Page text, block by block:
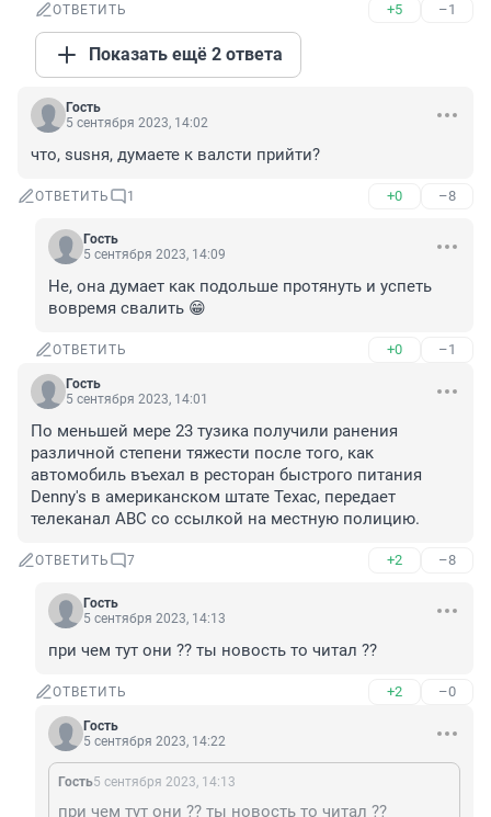
ОТВЕТИТЬ +5 –1
Показать ещё 2 ответа
Гость
5 сентября 2023, 14:02
что, susня, думаете к валсти прийти?
ОТВЕТИТЬ 1 +0 –8
Гость
5 сентября 2023, 14:09
Не, она думает как подольше протянуть и успеть
вовремя свалить 😁
ОТВЕТИТЬ +0 –1
Гость
5 сентября 2023, 14:01
По меньшей мере 23 тузика получили ранения
различной степени тяжести после того, как
автомобиль въехал в ресторан быстрого питания
Denny's в американском штате Техас, передает
телеканал ABC со ссылкой на местную полицию.
ОТВЕТИТЬ 7 +2 –8
Гость
5 сентября 2023, 14:13
при чем тут они ?? ты новость то читал ??
ОТВЕТИТЬ +2 –0
Гость
5 сентября 2023, 14:22
Гость5 сентября 2023, 14:13
при чем тут они ?? ты новость то читал ??